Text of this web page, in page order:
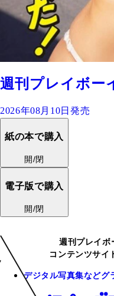
週刊プレイボー
2026年08月10日発売
紙の本で購入
開/閉
電子版で購入
開/閉
週刊プレイボ
コンテンツサイ
デジタル写真集などグ